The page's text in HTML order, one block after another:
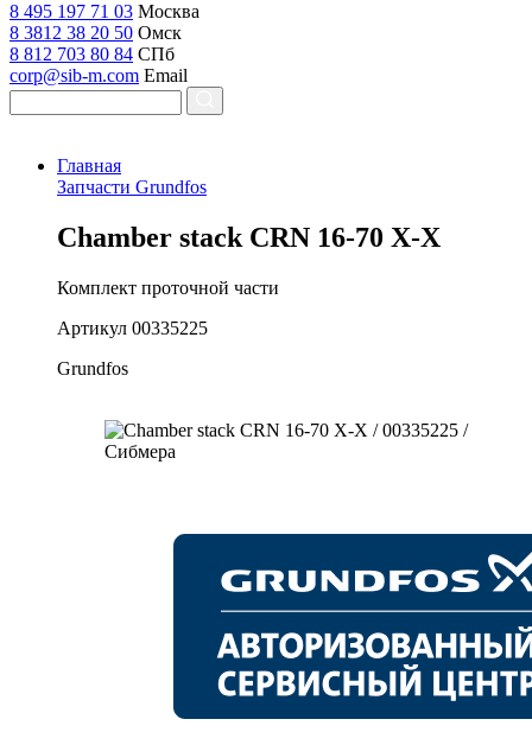
8 495 197 71 03 Москва
8 3812 38 20 50 Омск
8 812 703 80 84 СПб
corp@sib-m.com Email
Главная
Запчасти Grundfos
Chamber stack CRN 16-70 X-X
Комплект проточной части
Артикул 00335225
Grundfos